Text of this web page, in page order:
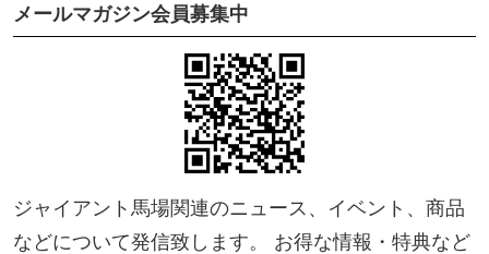
1/31【自由席】ジャイアント馬場没25年スペシャル
トークショー〜渕正信×川田利明〜
https://ticket.tsuku2.jp/events-detail/02150343101122
株式会社H.J.T.Prouduction
03-6868-8289(平日13:00-18:00)
メールマガジン会員募集中
ジャイアント馬場関連のニュース、イベント、商品
などについて発信致します。 お得な情報・特典など